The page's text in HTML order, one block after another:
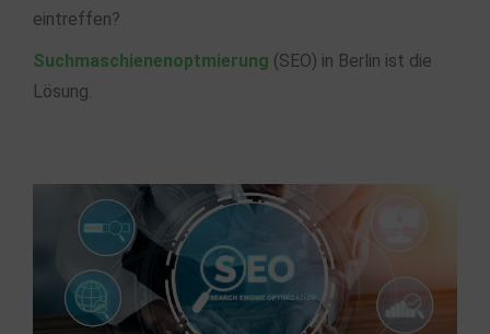
eintreffen?
Suchmaschienenoptmierung (SEO) in Berlin ist die
Lösung.